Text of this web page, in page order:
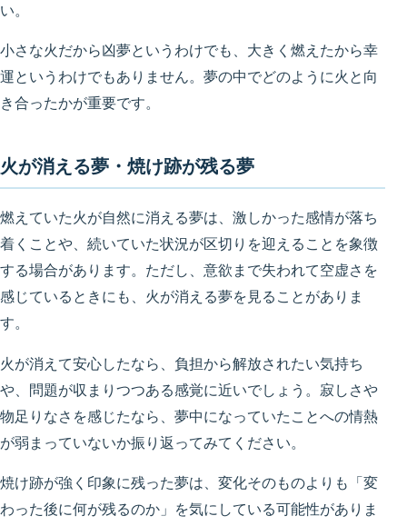
い。
小さな火だから凶夢というわけでも、大きく燃えたから幸
運というわけでもありません。夢の中でどのように火と向
き合ったかが重要です。
火が消える夢・焼け跡が残る夢
燃えていた火が自然に消える夢は、激しかった感情が落ち
着くことや、続いていた状況が区切りを迎えることを象徴
する場合があります。ただし、意欲まで失われて空虚さを
感じているときにも、火が消える夢を見ることがありま
す。
火が消えて安心したなら、負担から解放されたい気持ち
や、問題が収まりつつある感覚に近いでしょう。寂しさや
物足りなさを感じたなら、夢中になっていたことへの情熱
が弱まっていないか振り返ってみてください。
焼け跡が強く印象に残った夢は、変化そのものよりも「変
わった後に何が残るのか」を気にしている可能性がありま